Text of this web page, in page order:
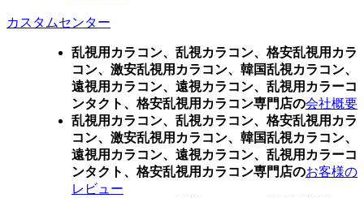
カスタムセンター
乱視用カラコン、乱視カラコン、格安乱視用カラ
コン、激安乱視用カラコン、韓国乱視カラコン、
遠視用カラコン、遠視カラコン、乱視用カラーコ
ンタクト、格安乱視用カラコン専門店の会社概要
乱視用カラコン、乱視カラコン、格安乱視用カラ
コン、激安乱視用カラコン、韓国乱視カラコン、
遠視用カラコン、遠視カラコン、乱視用カラーコ
ンタクト、格安乱視用カラコン専門店のお客様の
レビュー